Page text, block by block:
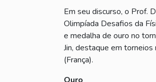
Em seu discurso, o Prof.
Olimpíada Desafios da
e medalha de ouro no
Jin, destaque em torneios
(França).